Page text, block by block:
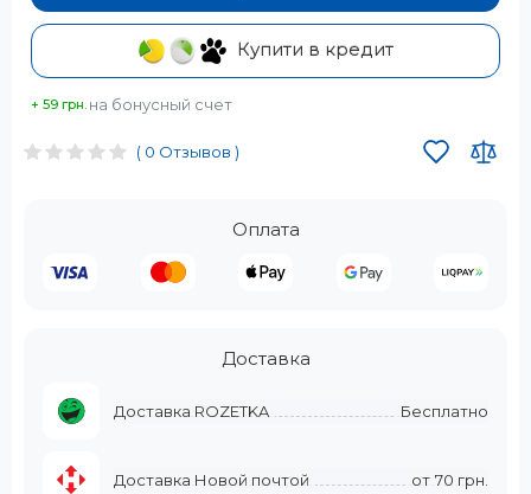
( 0 Отзывов )
Оплата
Доставка
Доставка ROZETKA Бесплатно
Доставка Новой почтой от 70 грн.
Купити в кредит
+ 59 грн. на бонусный счет